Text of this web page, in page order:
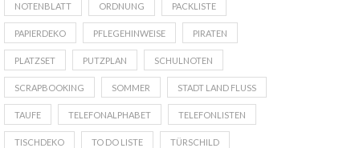
NOTENBLATT ORDNUNG PACKLISTE
PAPIERDEKO PFLEGEHINWEISE PIRATEN
PLATZSET PUTZPLAN SCHULNOTEN
SCRAPBOOKING SOMMER STADT LAND FLUSS
TAUFE TELEFONALPHABET TELEFONLISTEN
TISCHDEKO TO DO LISTE TÜRSCHILD